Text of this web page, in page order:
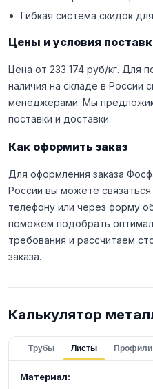
Гибкая система скидок
Цены и условия
Цена от 233 174 руб/кг. Для
наличия на складе в России
менеджерами. Мы
поставки и доставки.
Как оформить заказ
Для оформления заказа
России вы можете
телефону или через форму
поможем подобрать
требования и рассчитаем
заказа.
Калькулятор
Трубы Листы Профили
Материал: